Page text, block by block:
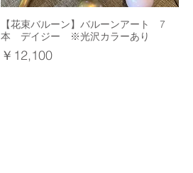
【花束バルーン】バルーンアート 7
本 デイジー ※光沢カラーあり
価格
￥12,100